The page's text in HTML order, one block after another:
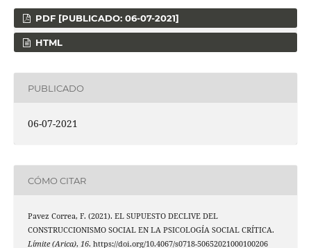
PDF [PUBLICADO: 06-07-2021]
HTML
PUBLICADO
06-07-2021
CÓMO CITAR
Pavez Correa, F. (2021). EL SUPUESTO DECLIVE DEL
CONSTRUCCIONISMO SOCIAL EN LA PSICOLOGÍA SOCIAL CRÍTICA.
Límite (Arica), 16. https://doi.org/10.4067/s0718-50652021000100206